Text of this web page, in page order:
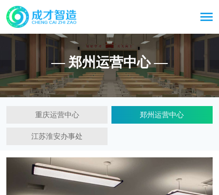
— 郑州运营中心 —
重庆运营中心 郑州运营中心
江苏淮安办事处